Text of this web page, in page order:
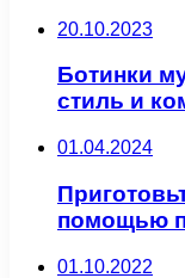
20.10.2023
Ботинки
стиль и
01.04.2024
помощью
01.10.2022